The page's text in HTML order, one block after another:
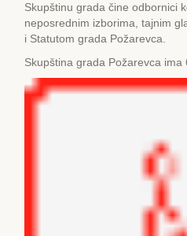
Skupštinu grada čine odbornici
neposrednim izborima, tajnim
i Statutom grada Požarevca.
Skupština grada Požarevca ima